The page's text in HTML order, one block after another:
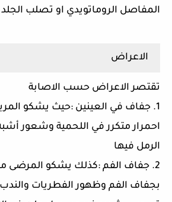
المفاصل الروماتويدي او تصلب الجلد
الاعراض
تقتصر الاعراض حسب الاصابة
1. جفاف في العينين :حيث يشكو
احمرار متكرر في اللحمية وشعور
الرمل فيها
2. جفاف الفم :كذلك يشكو المرضى
بجفاف الفم وظهور الفطريات